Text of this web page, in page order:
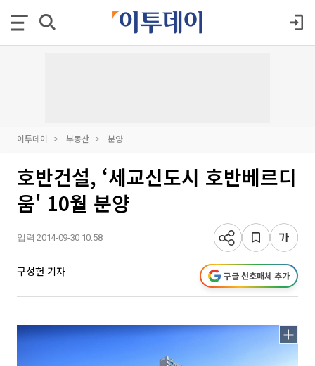
이투데이 부동산 분양
호반건설, ‘세교신도시 호반베르디
움' 10월 분양
입력 2014-09-30 10:58
구성헌 기자 구글 선호매체 추가